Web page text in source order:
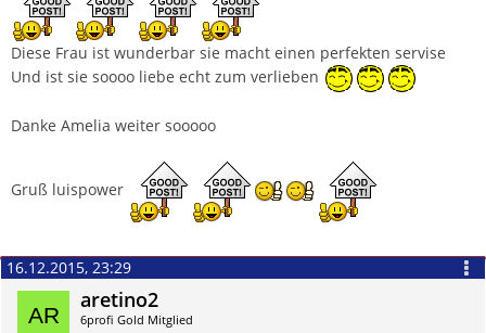
Diese Frau ist wunderbar sie macht einen perfekten servise
Und ist sie soooo liebe echt zum verlieben
Danke Amelia weiter sooooo
Gruß luispower
16.12.2015, 23:29
aretino2
6profi Gold Mitglied